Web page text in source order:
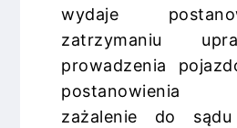
wydaje
zatrzymaniu
prowadzenia
postanowienia
zażalenie do